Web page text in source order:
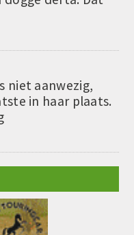
niet aanwezig,
in haar plaats.